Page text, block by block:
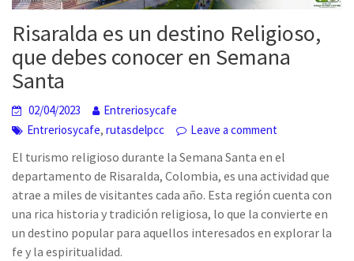
Risaralda es un destino Religioso,
que debes conocer en Semana
Santa
02/04/2023
Entreriosycafe
Entreriosycafe,rutasdelpcc Leave a comment
El turismo religioso durante la Semana Santa en el
departamento de Risaralda, Colombia, es una actividad que
atrae a miles de visitantes cada año. Esta región cuenta con
una rica historia y tradición religiosa, lo que la convierte en
un destino popular para aquellos interesados en explorar la
fe y la espiritualidad.